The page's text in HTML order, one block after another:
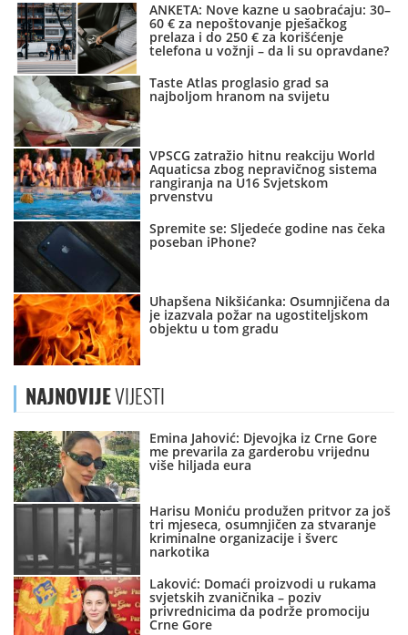
ANKETA: Nove kazne u saobraćaju: 30–
60 € za nepoštovanje pješačkog
prelaza i do 250 € za korišćenje
telefona u vožnji – da li su opravdane?
Taste Atlas proglasio grad sa
najboljom hranom na svijetu
VPSCG zatražio hitnu reakciju World
Aquaticsa zbog nepravičnog sistema
rangiranja na U16 Svjetskom
prvenstvu
Spremite se: Sljedeće godine nas čeka
poseban iPhone?
Uhapšena Nikšićanka: Osumnjičena da
je izazvala požar na ugostiteljskom
objektu u tom gradu
NAJNOVIJEVIJESTI
Emina Jahović: Djevojka iz Crne Gore
me prevarila za garderobu vrijednu
više hiljada eura
Harisu Moniću produžen pritvor za još
tri mjeseca, osumnjičen za stvaranje
kriminalne organizacije i šverc
narkotika
Laković: Domaći proizvodi u rukama
svjetskih zvaničnika – poziv
privrednicima da podrže promociju
Crne Gore